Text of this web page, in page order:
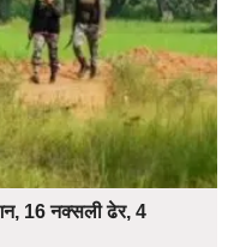
16 नक्सली ढेर, 4